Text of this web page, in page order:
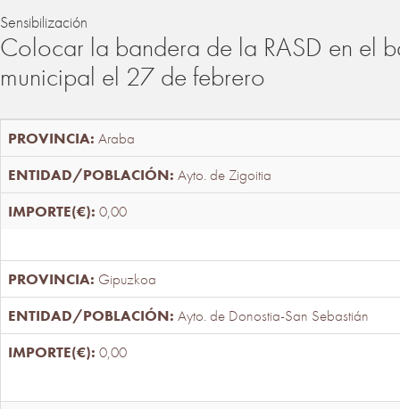
Sensibilización
Colocar la bandera de la RASD en el
municipal el 27 de febrero
Araba
Ayto. de Zigoitia
0,00
Gipuzkoa
Ayto. de Donostia-San Sebastián
0,00